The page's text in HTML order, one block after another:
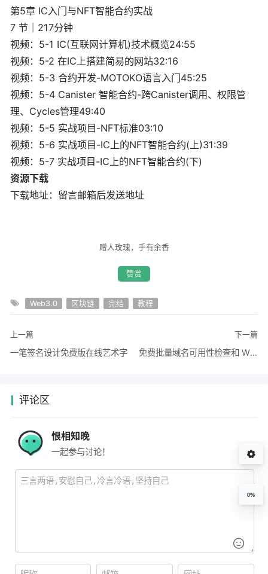
第5章 IC入门与NFT智能合约实战
7 节｜217分钟
视频：5-1 IC(互联网计算机)技术概览24:55
视频：5-2 在IC上搭建简易的网站32:16
视频：5-3 合约开发-MOTOKO语言入门45:25
视频：5-4 Canister 智能合约-跨Canister调用、权限管
理、Cycles管理49:40
视频：5-5 实战项目-NFT标准03:10
视频：5-6 实战项目-IC上的NFT智能合约(上)31:39
视频：5-7 实战项目-IC上的NFT智能合约(下)
资源下载
下载地址：留言邮箱后发送地址
赠人玫瑰，手有余香
赞赏
Web3.0 区块链 完结 教程
上一篇
一笔签名设计免费版在线艺术字
下一篇
免费批量域名可用性检查和 WHOIS 查询工具-Query.Domains
评论区
恨相知晚
一起参与讨论！
0%